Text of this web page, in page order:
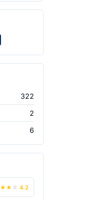
322
2
6
★ ★ ☆ 4.2